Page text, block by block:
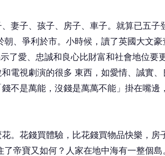
子、孩子、房子、車子。就算已五子
、爭利於市。小時候，讀了英國大文豪
了愛、忠誠和良心比財富和社會地位要
電視劇演的很多 東西，如愛情、誠實、
不是萬能，沒錢是萬萬不能」掛在嘴邊
花錢買體驗，比花錢買物品快樂，房
帝寶又如何？人家在地中海有一整個島